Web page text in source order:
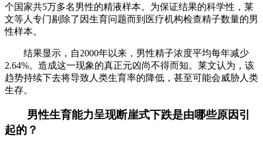
个国家共5万多名男性的精液样本。为保证结果的科学性，莱
文等人专门剔除了因生育问题而到医疗机构检查精子数量的男
性样本。
结果显示，自2000年以来，男性精子浓度平均每年减少
2.64%。造成这一现象的真正元凶尚不得而知。莱文认为，该
趋势持续下去将导致人类生育率的降低，甚至可能会威胁人类
生存。
男性生育能力呈现断崖式下跌是由哪些原因引
起的？